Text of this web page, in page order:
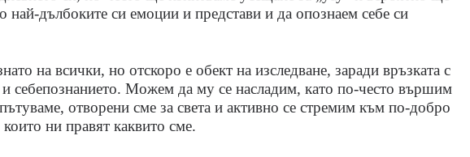
най-дълбоките си емоции и представи и да опознаем себе си
на всички, но отскоро е обект на изследване, заради връзката с
и себепознанието. Можем да му се насладим, като по-често вършим
отворени сме за света и активно се стремим към по-добро
ни правят каквито сме.